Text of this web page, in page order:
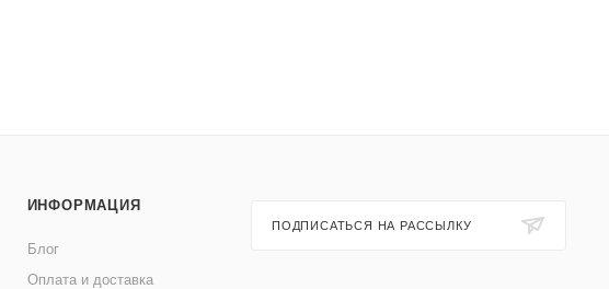
ИНФОРМАЦИЯ
Блог
Оплата и доставка
ПОДПИСАТЬСЯ НА РАССЫЛКУ